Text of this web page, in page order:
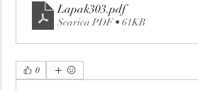
Lapak303.pdf
Scarica PDF • 61KB
0